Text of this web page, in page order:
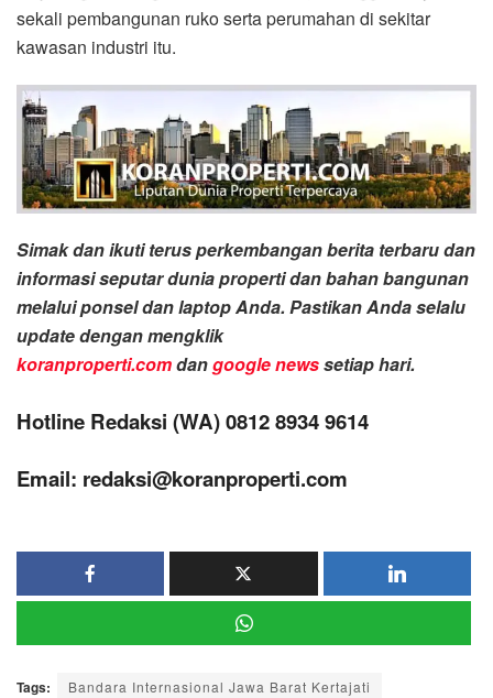
sekali pembangunan ruko serta perumahan di sekitar
kawasan industri itu.
Simak dan ikuti terus perkembangan berita terbaru dan
informasi seputar dunia properti dan bahan bangunan
melalui ponsel dan laptop Anda. Pastikan Anda selalu
update dengan mengklik
koranproperti.comdangoogle newssetiap hari.
Hotline Redaksi (WA) 0812 8934 9614
Email: redaksi@koranproperti.com
Tags:
Bandara Internasional Jawa Barat Kertajati